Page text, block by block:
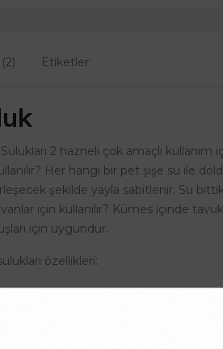
Etiketler:
2 hazneli çok amaçlı
Her hangi bir pet şişe su ile
şekilde yayla sabitlenir. Su
için kullanılır? Kümes içinde
için uygundur.
özellikleri: